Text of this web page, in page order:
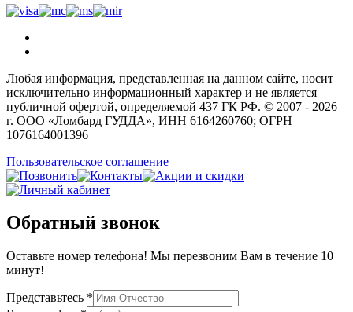
Любая информация, представленная на данном сайте, носит
исключительно информационный характер и не является
публичной офертой, определяемой 437 ГК РФ. © 2007 - 2026
г. ООО «Ломбард ГУДДА», ИНН 6164260760; ОГРН
1076164001396
Пользовательское соглашение
Обратный звонок
Оставьте номер телефона! Мы перезвоним Вам в течение 10
минут!
Представьтесь *